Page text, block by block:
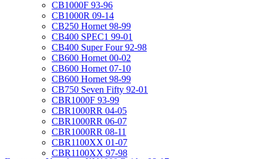
CB1000F 93-96
CB1000R 09-14
CB250 Hornet 98-99
CB400 SPEC1 99-01
CB400 Super Four 92-98
CB600 Hornet 00-02
CB600 Hornet 07-10
CB600 Hornet 98-99
CB750 Seven Fifty 92-01
CBR1000F 93-99
CBR1000RR 04-05
CBR1000RR 06-07
CBR1000RR 08-11
CBR1100XX 01-07
CBR1100XX 97-98